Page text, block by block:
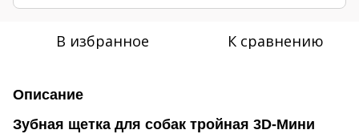
В избранное К сравнению
Описание
Зубная щетка для собак тройная 3D-Мини